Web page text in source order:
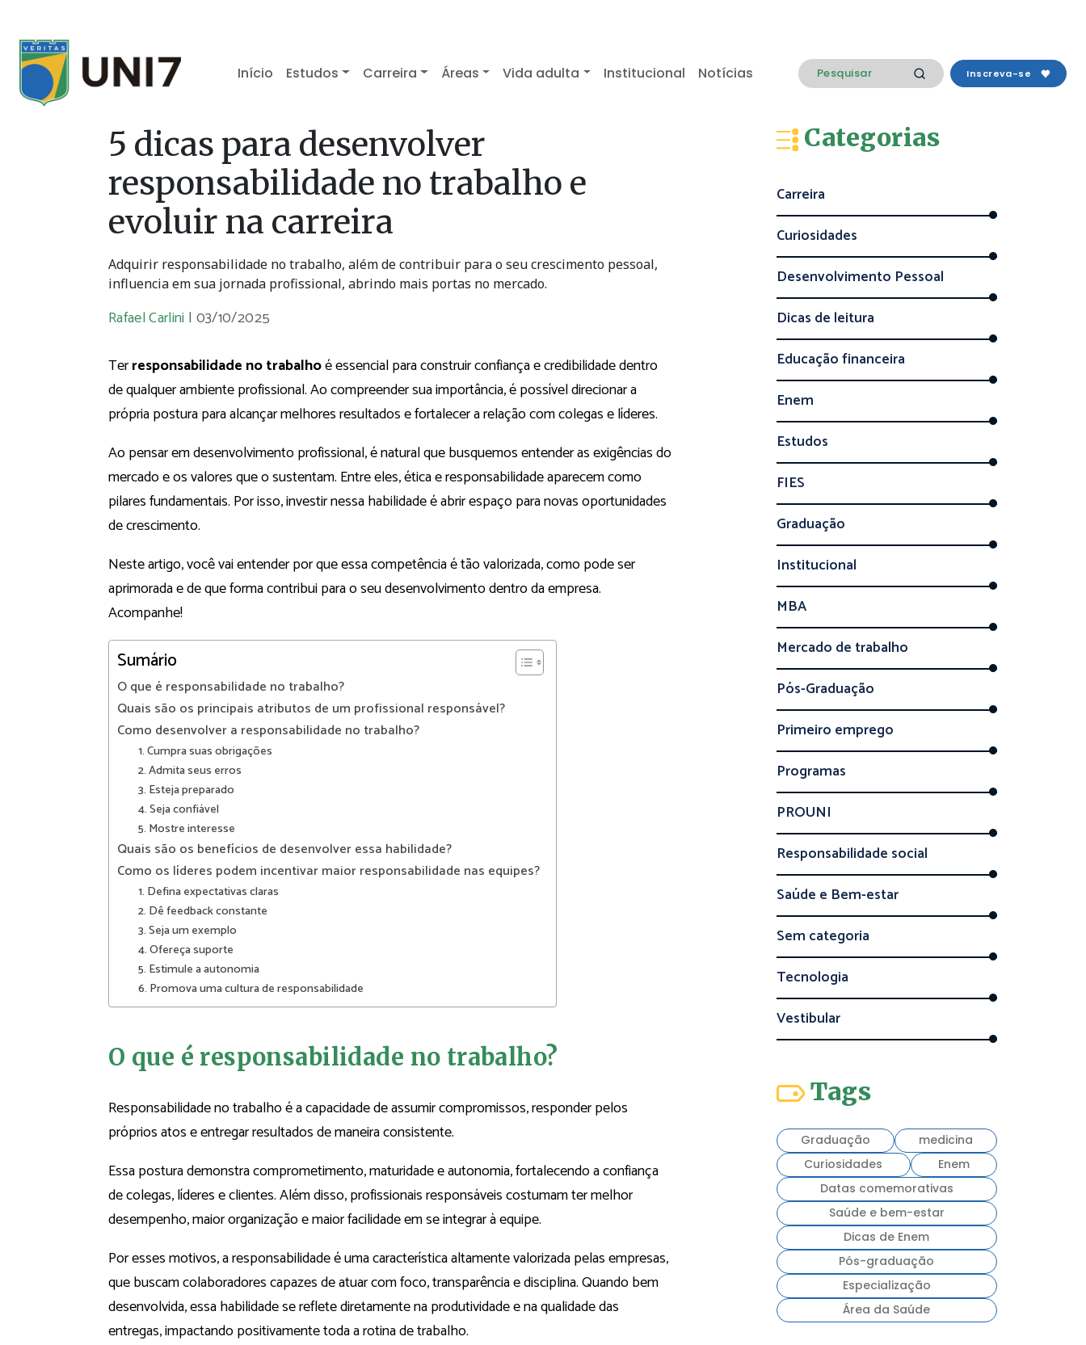
Início Estudos Carreira Áreas Vida adulta Institucional Notícias Inscreva-se
5 dicas para desenvolver
responsabilidade no trabalho e
evoluir na carreira
Adquirir responsabilidade no trabalho, além de contribuir para o seu crescimento pessoal,
influencia em sua jornada profissional, abrindo mais portas no mercado.
Rafael Carlini | 03/10/2025
Terresponsabilidade no trabalhoé essencial para construir confiança e credibilidade dentro
de qualquer ambiente profissional. Ao compreender sua importância, é possível direcionar a
própria postura para alcançar melhores resultados e fortalecer a relação com colegas e líderes.
Ao pensar em desenvolvimento profissional, é natural que busquemos entender as exigências do
mercado e os valores que o sustentam. Entre eles, ética e responsabilidade aparecem como
pilares fundamentais. Por isso, investir nessa habilidade é abrir espaço para novas oportunidades
de crescimento.
Neste artigo, você vai entender por que essa competência é tão valorizada, como pode ser
aprimorada e de que forma contribui para o seu desenvolvimento dentro da empresa.
Acompanhe!
Sumário
O que é responsabilidade no trabalho?
Quais são os principais atributos de um profissional responsável?
Como desenvolver a responsabilidade no trabalho?
1. Cumpra suas obrigações
2. Admita seus erros
3. Esteja preparado
4. Seja confiável
5. Mostre interesse
Quais são os benefícios de desenvolver essa habilidade?
Como os líderes podem incentivar maior responsabilidade nas equipes?
1. Defina expectativas claras
2. Dê feedback constante
3. Seja um exemplo
4. Ofereça suporte
5. Estimule a autonomia
6. Promova uma cultura de responsabilidade
O que é responsabilidade no trabalho?
Responsabilidade no trabalho é a capacidade de assumir compromissos, responder pelos
próprios atos e entregar resultados de maneira consistente.
Essa postura demonstra comprometimento, maturidade e autonomia, fortalecendo a confiança
de colegas, líderes e clientes. Além disso, profissionais responsáveis costumam ter melhor
desempenho, maior organização e maior facilidade em se integrar à equipe.
Por esses motivos, a responsabilidade é uma característica altamente valorizada pelas empresas,
que buscam colaboradores capazes de atuar com foco, transparência e disciplina. Quando bem
desenvolvida, essa habilidade se reflete diretamente na produtividade e na qualidade das
entregas, impactando positivamente toda a rotina de trabalho.
Categorias
Carreira
Curiosidades
Desenvolvimento Pessoal
Dicas de leitura
Educação financeira
Enem
Estudos
FIES
Graduação
Institucional
MBA
Mercado de trabalho
Pós-Graduação
Primeiro emprego
Programas
PROUNI
Responsabilidade social
Saúde e Bem-estar
Sem categoria
Tecnologia
Vestibular
Tags
Graduação
medicina
Curiosidades
Enem
Datas comemorativas
Saúde e bem-estar
Dicas de Enem
Pós-graduação
Especialização
Área da Saúde